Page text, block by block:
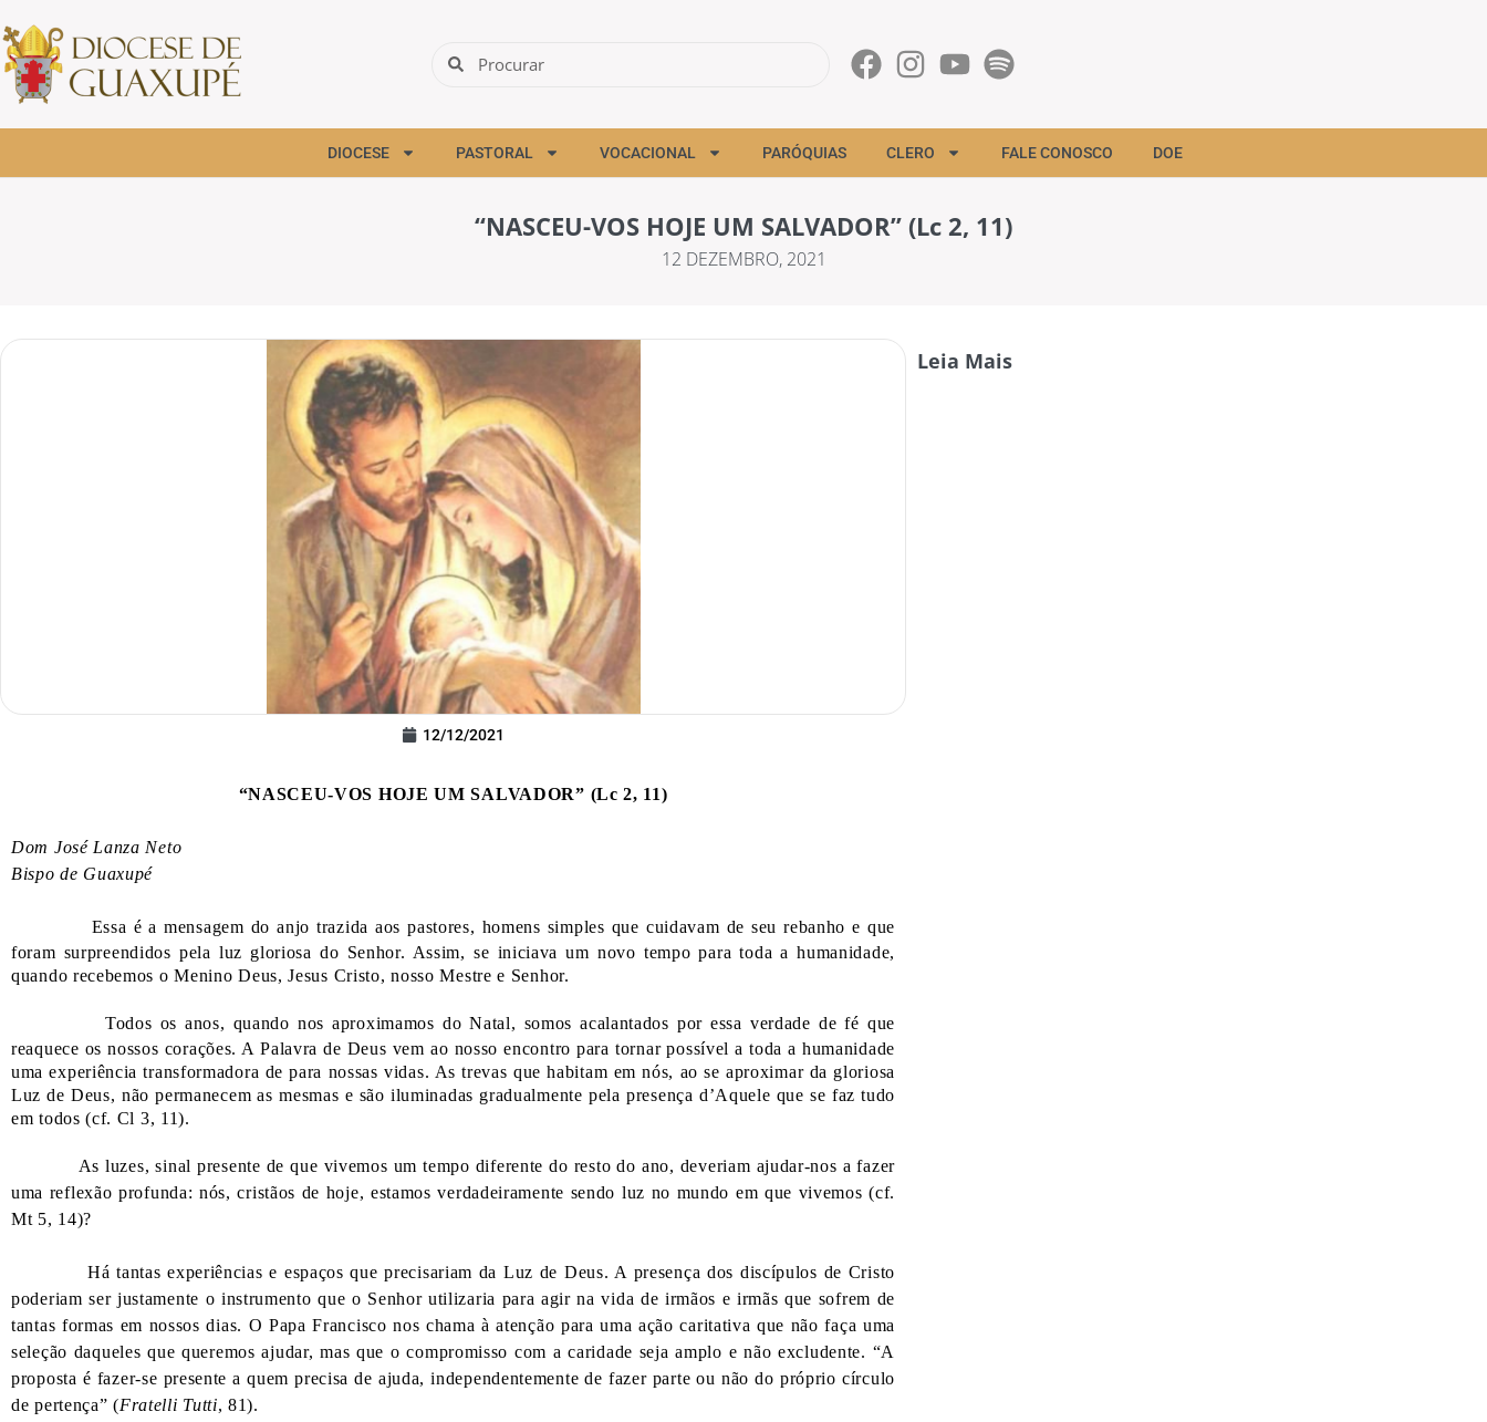
DIOCESE PASTORAL VOCACIONAL PARÓQUIAS CLERO FALE CONOSCO DOE
“NASCEU-VOS HOJE UM SALVADOR” (Lc 2, 11)
12 DEZEMBRO, 2021
12/12/2021
“NASCEU-VOS HOJE UM SALVADOR” (Lc 2, 11)
Dom José Lanza Neto
Bispo de Guaxupé
Essa é a mensagem do anjo trazida aos pastores, homens simples que cuidavam de seu rebanho e que
foram surpreendidos pela luz gloriosa do Senhor. Assim, se iniciava um novo tempo para toda a humanidade,
quando recebemos o Menino Deus, Jesus Cristo, nosso Mestre e Senhor.
Todos os anos, quando nos aproximamos do Natal, somos acalantados por essa verdade de fé que
reaquece os nossos corações. A Palavra de Deus vem ao nosso encontro para tornar possível a toda a humanidade
uma experiência transformadora de para nossas vidas. As trevas que habitam em nós, ao se aproximar da gloriosa
Luz de Deus, não permanecem as mesmas e são iluminadas gradualmente pela presença d’Aquele que se faz tudo
em todos (cf. Cl 3, 11).
As luzes, sinal presente de que vivemos um tempo diferente do resto do ano, deveriam ajudar-nos a fazer
uma reflexão profunda: nós, cristãos de hoje, estamos verdadeiramente sendo luz no mundo em que vivemos (cf.
Mt 5, 14)?
Há tantas experiências e espaços que precisariam da Luz de Deus. A presença dos discípulos de Cristo
poderiam ser justamente o instrumento que o Senhor utilizaria para agir na vida de irmãos e irmãs que sofrem de
tantas formas em nossos dias. O Papa Francisco nos chama à atenção para uma ação caritativa que não faça uma
seleção daqueles que queremos ajudar, mas que o compromisso com a caridade seja amplo e não excludente. “A
proposta é fazer-se presente a quem precisa de ajuda, independentemente de fazer parte ou não do próprio círculo
de pertença” (Fratelli Tutti, 81).
Leia Mais